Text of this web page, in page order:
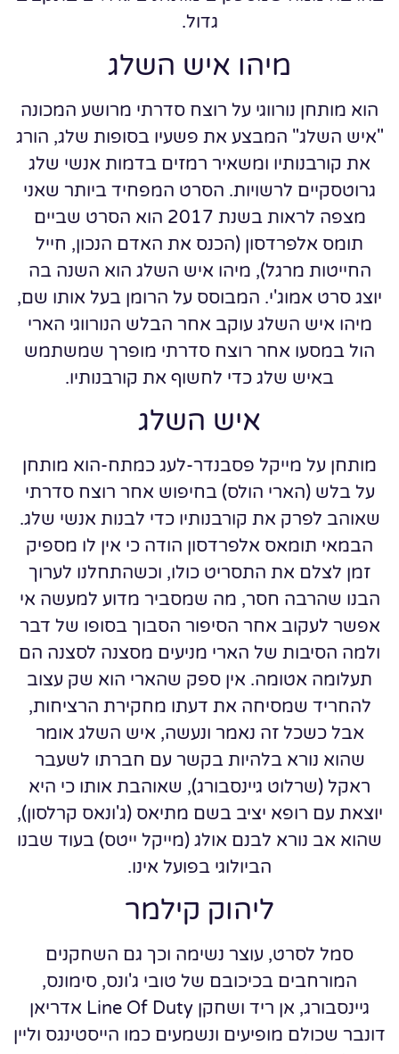
גדול.
מיהו איש השלג
הוא מותחן נורווגי על רוצח סדרתי מרושע המכונה
"איש השלג" המבצע את פשעיו בסופות שלג, הורג
את קורבנותיו ומשאיר רמזים בדמות אנשי שלג
גרוטסקיים לרשויות. הסרט המפחיד ביותר שאני
מצפה לראות בשנת 2017 הוא הסרט שביים
תומס אלפרדסון (הכנס את האדם הנכון, חייל
החייטות מרגל), מיהו איש השלג הוא השנה בה
יוצג סרט אמוג'י. המבוסס על הרומן בעל אותו שם,
מיהו איש השלג עוקב אחר הבלש הנורווגי הארי
הול במסעו אחר רוצח סדרתי מופרך שמשתמש
באיש שלג כדי לחשוף את קורבנותיו.
איש השלג
מותחן על מייקל פסבנדר-לעג כמתח-הוא מותחן
על בלש (הארי הולס) בחיפוש אחר רוצח סדרתי
שאוהב לפרק את קורבנותיו כדי לבנות אנשי שלג.
הבמאי תומאס אלפרדסון הודה כי אין לו מספיק
זמן לצלם את התסריט כולו, וכשהתחלנו לערוך
הבנו שהרבה חסר, מה שמסביר מדוע למעשה אי
אפשר לעקוב אחר הסיפור הסבוך בסופו של דבר
ולמה הסיבות של הארי מניעים מסצנה לסצנה הם
תעלומה אטומה. אין ספק שהארי הוא שק עצוב
להחריד שמסיחה את דעתו מחקירת הרציחות,
אבל כשכל זה נאמר ונעשה, איש השלג אומר
שהוא נורא בלהיות בקשר עם חברתו לשעבר
ראקל (שרלוט גיינסבורג), שאוהבת אותו כי היא
יוצאת עם רופא יציב בשם מתיאס (ג'ונאס קרלסון),
שהוא אב נורא לבנם אולג (מייקל ייטס) בעוד שבנו
הביולוגי בפועל אינו.
ליהוק קילמר
סמל לסרט, עוצר נשימה וכך גם השחקנים
המורחבים בכיכובם של טובי ג'ונס, סימונס,
גיינסבורג, אן ריד ושחקן Line Of Duty אדריאן
דונבר שכולם מופיעים ונשמעים כמו הייסטינגס וליין